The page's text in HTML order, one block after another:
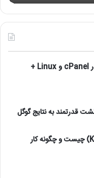
دو باگ امنیتی جدی در cPanel و Linux +
قدرتمند به نتایج گوگل
کوبرنتیز (Kubernetes) چیست و چگونه کار